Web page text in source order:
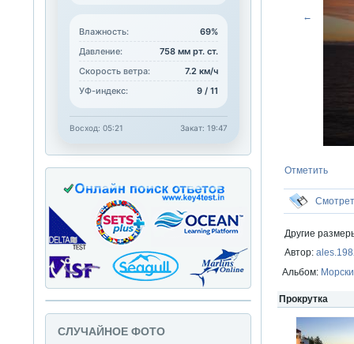
←
Отметить
Другие
Автор:
Альбом:
Прокрутка
Влажность:
69%
Давление:
758 мм рт. ст.
Скорость ветра:
7.2 км/ч
УФ-индекс:
9 / 11
Восход: 05:21 Закат: 19:47
СЛУЧАЙНОЕ ФОТО